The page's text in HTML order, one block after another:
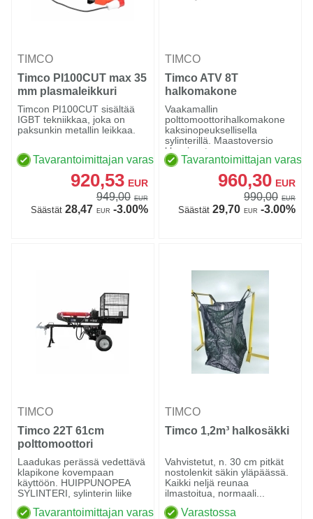
TIMCO
Timco PI100CUT max 35
mm plasmaleikkuri
Timcon PI100CUT sisältää
IGBT tekniikkaa, joka on
paksunkin metallin leikkaa.
Tavarantoimittajan varastossa
920,53 EUR
949,00 EUR
Säästät28,47 EUR -3.00%
TIMCO
Timco ATV 8T
halkomakone
Vaakamallin
polttomoottorihalkomakone
kaksinopeuksellisella
sylinterillä. Maastoversio
klassisesta ...
Tavarantoimittajan
960,30 EUR
990,00 EUR
Säästät29,70 EUR -3.00%
TIMCO
Timco 22T 61cm
polttomoottori
pikahalkomakone
Laadukas perässä vedettävä
klapikone kovempaan
käyttöön. HUIPPUNOPEA
SYLINTERI, sylinterin liike
va...
Tavarantoimittajan varastossa
TIMCO
Timco 1,2m³ halkosäkki
Vahvistetut, n. 30 cm pitkät
nostolenkit säkin yläpäässä.
Kaikki neljä reunaa
ilmastoitua, normaali...
Varastossa